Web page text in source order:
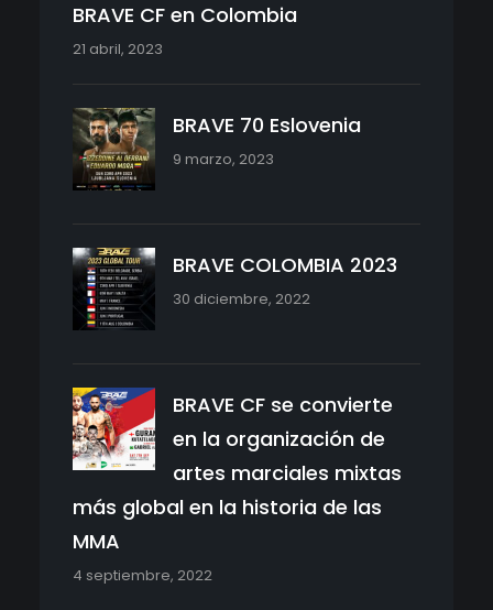
BRAVE CF en Colombia
21 abril, 2023
BRAVE 70 Eslovenia
9 marzo, 2023
BRAVE COLOMBIA 2023
30 diciembre, 2022
BRAVE CF se convierte
en la organización de
artes marciales mixtas
más global en la historia de las
MMA
4 septiembre, 2022